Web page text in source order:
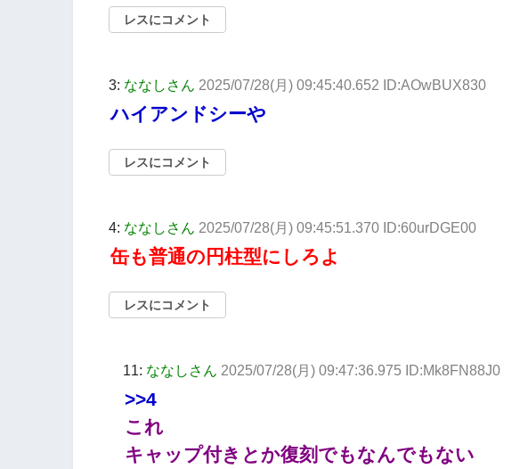
レスにコメント
3: ななしさん 2025/07/28(月) 09:45:40.652 ID:AOwBUX830
ハイアンドシーや
レスにコメント
4: ななしさん 2025/07/28(月) 09:45:51.370 ID:60urDGE00
缶も普通の円柱型にしろよ
レスにコメント
11: ななしさん 2025/07/28(月) 09:47:36.975 ID:Mk8FN88J0
>>4
これ
キャップ付きとか復刻でもなんでもない